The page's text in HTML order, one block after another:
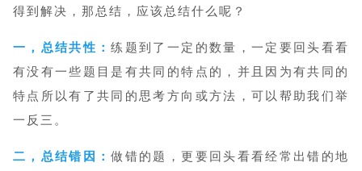
得到解决，那总结，应该总结什么呢？
一，总结共性：练题到了一定的数量，一定要回头看看
有没有一些题目是有共同的特点的，并且因为有共同的
特点所以有了共同的思考方向或方法，可以帮助我们举
一反三。
二，总结错因：做错的题，更要回头看看经常出错的地